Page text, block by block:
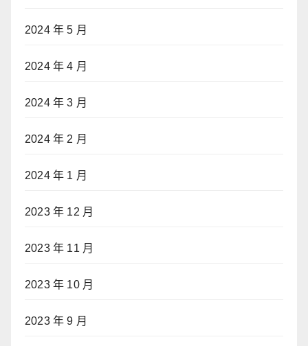
2024 年 5 月
2024 年 4 月
2024 年 3 月
2024 年 2 月
2024 年 1 月
2023 年 12 月
2023 年 11 月
2023 年 10 月
2023 年 9 月